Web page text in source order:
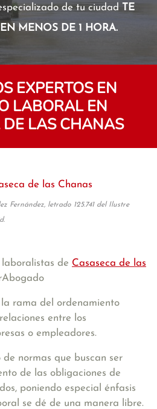
de tu ciudadTE
MENOS DE 1 HORA.
EXPERTOS EN
LABORAL EN
LAS CHANAS
de las Chanas
Fernández, letrado 125.741 del Ilustre
de Casaseca de las
rama del ordenamiento
entre los
o empleadores.
normas que buscan ser
de las obligaciones de
poniendo especial énfasis
se dé de una manera libre.